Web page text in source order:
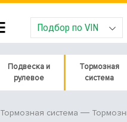
Подбор по VIN
Подвеска и
рулевое
Тормозная
система
Тормозная система